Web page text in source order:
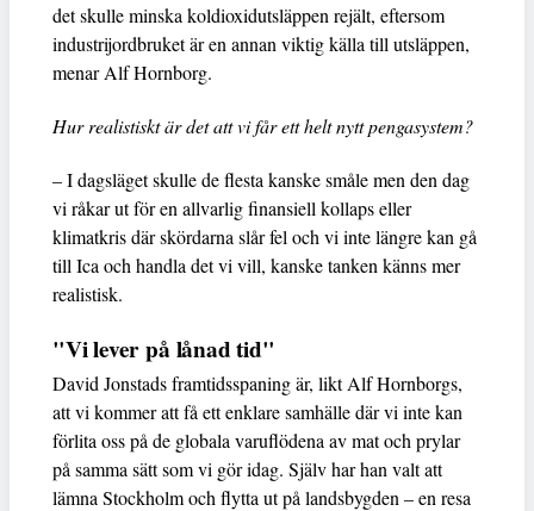
det skulle minska koldioxidutsläppen rejält, eftersom
industrijordbruket är en annan viktig källa till utsläppen,
menar Alf Hornborg.
Hur realistiskt är det att vi får ett helt nytt pengasystem?
– I dagsläget skulle de flesta kanske småle men den dag
vi råkar ut för en allvarlig finansiell kollaps eller
klimatkris där skördarna slår fel och vi inte längre kan gå
till Ica och handla det vi vill, kanske tanken känns mer
realistisk.
"Vi lever på lånad tid"
David Jonstads framtidsspaning är, likt Alf Hornborgs,
att vi kommer att få ett enklare samhälle där vi inte kan
förlita oss på de globala varuflödena av mat och prylar
på samma sätt som vi gör idag. Själv har han valt att
lämna Stockholm och flytta ut på landsbygden – en resa